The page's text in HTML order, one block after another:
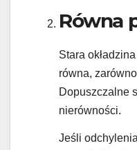
Równa
Stara
równa,
Dopuszczalne
nierówności.
Jeśli